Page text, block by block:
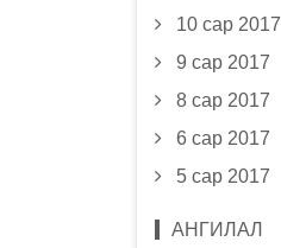
10 сар 2017
9 сар 2017
8 сар 2017
6 сар 2017
5 сар 2017
АНГИЛАЛ